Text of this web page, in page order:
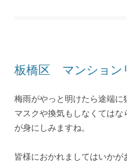
板橋区 マンション
梅雨がやっと明けたら途端
マスクや換気もしなくてはな
が身にしみますね。
皆様におかれましてはいかが